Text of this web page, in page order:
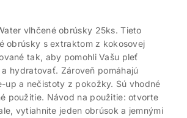
vlhčené obrúsky 25ks. Tieto
obrúsky s extraktom z kokosovej
tak, aby pomohli Vašu pleť
hydratovať. Zároveň pomáhajú
up a nečistoty z pokožky. Sú vhodné
použitie. Návod na použitie: otvorte
vytiahnite jeden obrúsok a jemnými